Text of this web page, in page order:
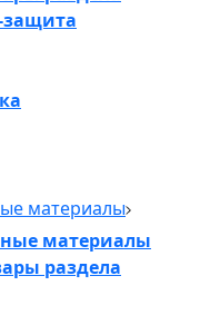
защита
материалы
материалы
раздела